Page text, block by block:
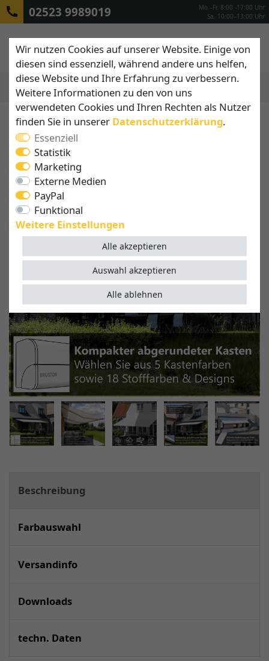
02523 9989019
Mo.–Fr. 8:00 -17:00 Uhr
Sa. 10:00–13:00 Uhr
Beschreibung
Farbauswahl
Versandinfo
Downloads
techn. Daten
Wir nutzen Cookies auf unserer Website. Einige von
diesen sind essenziell, während andere uns helfen,
diese Website und Ihre Erfahrung zu verbessern.
Weitere Informationen zu den von uns
verwendeten Cookies und Ihren Rechten als Nutzer
finden Sie in unserer Daten­schutz­erklärung.
Essenziell
Statistik
Marketing
Externe Medien
PayPal
Funktional
Weitere Einstellungen
Alle akzeptieren
Alle ablehnen
Auswahl akzeptieren